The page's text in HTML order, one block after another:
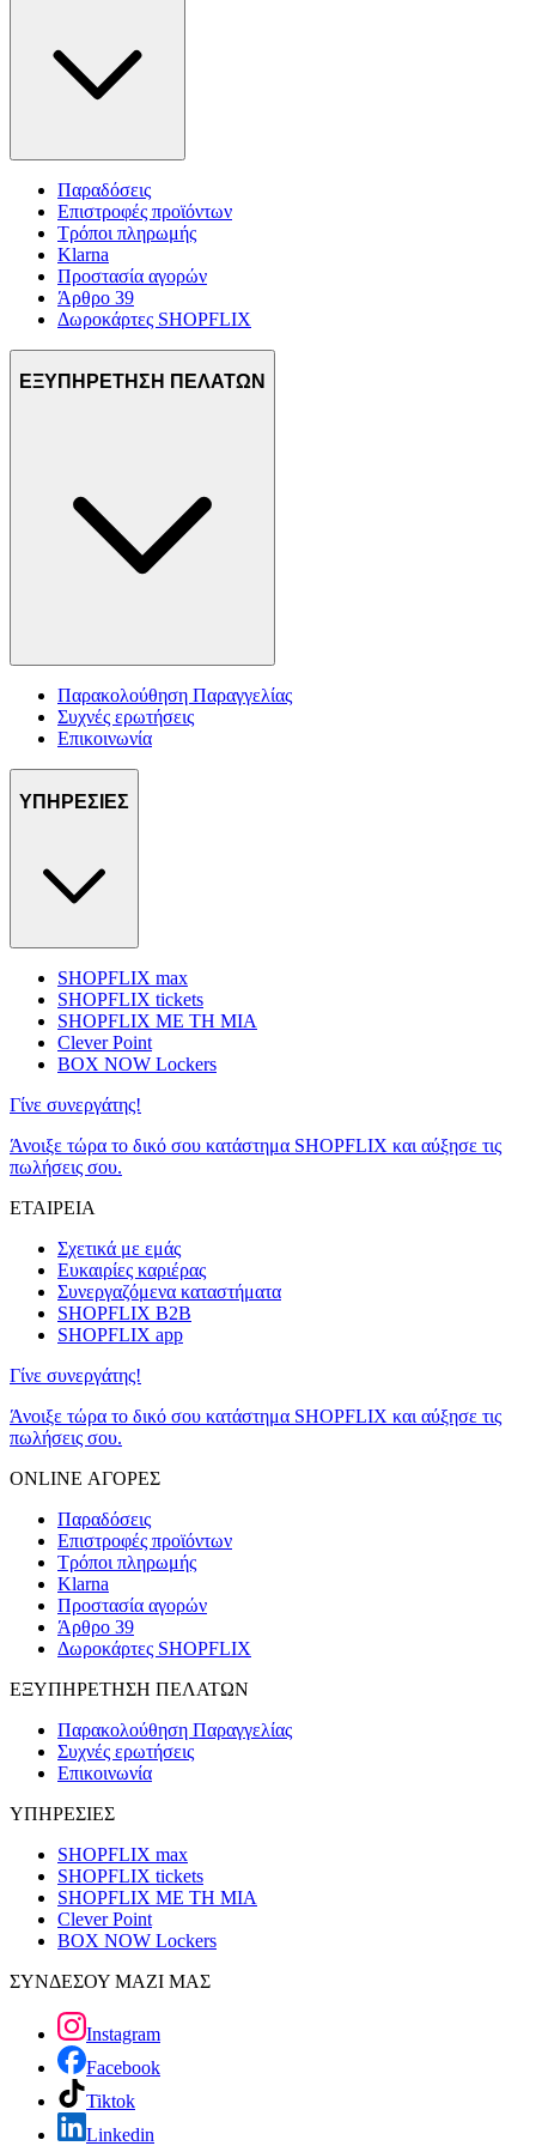
Παραδόσεις
Επιστροφές προϊόντων
Τρόποι πληρωμής
Klarna
Προστασία αγορών
Άρθρο 39
Δωροκάρτες SHOPFLIX
ΕΞΥΠΗΡΕΤΗΣΗ ΠΕΛΑΤΩΝ
Παρακολούθηση Παραγγελίας
Συχνές ερωτήσεις
Επικοινωνία
ΥΠΗΡΕΣΙΕΣ
SHOPFLIX max
SHOPFLIX tickets
SHOPFLIX ΜΕ ΤΗ ΜΙΑ
Clever Point
BOX NOW Lockers
Γίνε συνεργάτης!
Άνοιξε τώρα το δικό σου κατάστημα SHOPFLIX και αύξησε τις
πωλήσεις σου.
ΕΤΑΙΡΕΙΑ
Σχετικά με εμάς
Ευκαιρίες καριέρας
Συνεργαζόμενα καταστήματα
SHOPFLIX B2B
SHOPFLIX app
Γίνε συνεργάτης!
Άνοιξε τώρα το δικό σου κατάστημα SHOPFLIX και αύξησε τις
πωλήσεις σου.
ONLINE ΑΓΟΡΕΣ
Παραδόσεις
Επιστροφές προϊόντων
Τρόποι πληρωμής
Klarna
Προστασία αγορών
Άρθρο 39
Δωροκάρτες SHOPFLIX
ΕΞΥΠΗΡΕΤΗΣΗ ΠΕΛΑΤΩΝ
Παρακολούθηση Παραγγελίας
Συχνές ερωτήσεις
Επικοινωνία
ΥΠΗΡΕΣΙΕΣ
SHOPFLIX max
SHOPFLIX tickets
SHOPFLIX ΜΕ ΤΗ ΜΙΑ
Clever Point
BOX NOW Lockers
ΣΥΝΔΕΣΟΥ ΜΑΖΙ ΜΑΣ
Instagram
Facebook
Tiktok
Linkedin